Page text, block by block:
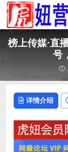
榜上传媒·直
号
详情介绍